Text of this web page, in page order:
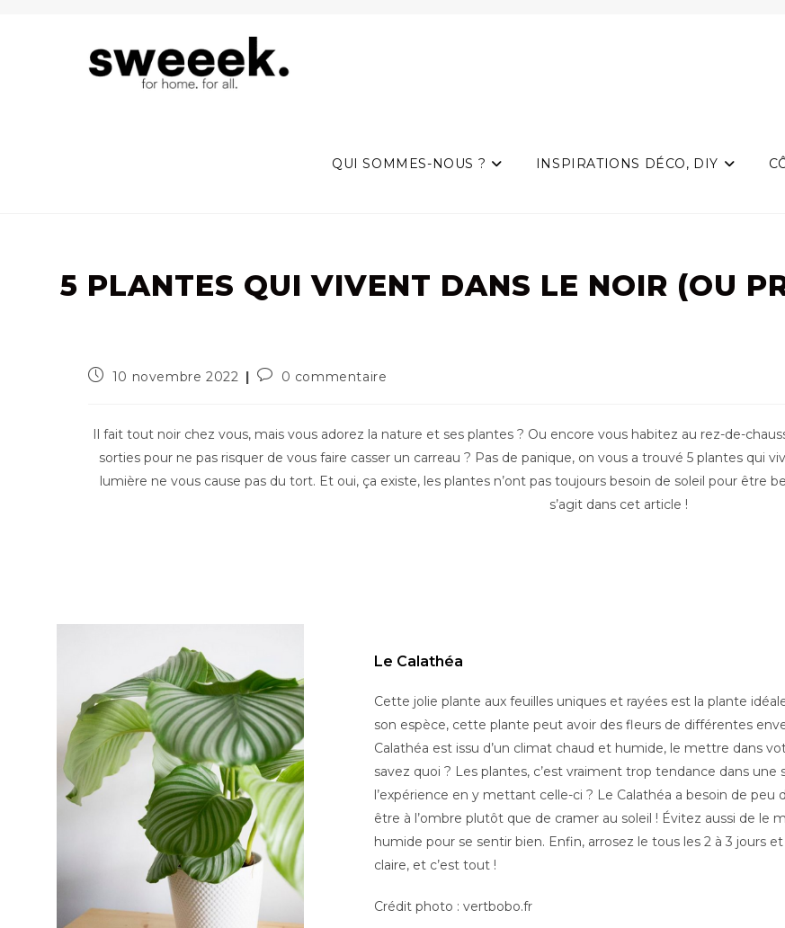
QUI SOMMES-NOUS ? INSPIRATIONS DÉCO, DIY
5 PLANTES QUI VIVENT DANS LE NOIR (OU
Publication
10 novembre 2022
Commentaires
publication :
0 commentaire
Il fait tout noir chez vous, mais vous adorez la nature et ses plantes ? Ou encore vous habitez au rez-de-
sorties pour ne pas risquer de vous faire casser un carreau ? Pas de panique, on vous a trouvé 5 plantes qui
lumière ne vous cause pas du tort. Et oui, ça existe, les plantes n’ont pas toujours besoin de soleil pour être
s’agit dans cet article !
Le Calathéa
Cette jolie plante aux feuilles uniques et rayées est la plante
son espèce, cette plante peut avoir des fleurs de différentes
Calathéa est issu d’un climat chaud et humide, le mettre dans
savez quoi ? Les plantes, c’est vraiment trop tendance dans une
l’expérience en y mettant celle-ci ? Le Calathéa a besoin de peu
être à l’ombre plutôt que de cramer au soleil ! Évitez aussi de le
humide pour se sentir bien. Enfin, arrosez le tous les 2 à 3 jours
claire, et c’est tout !
Crédit photo : vertbobo.fr